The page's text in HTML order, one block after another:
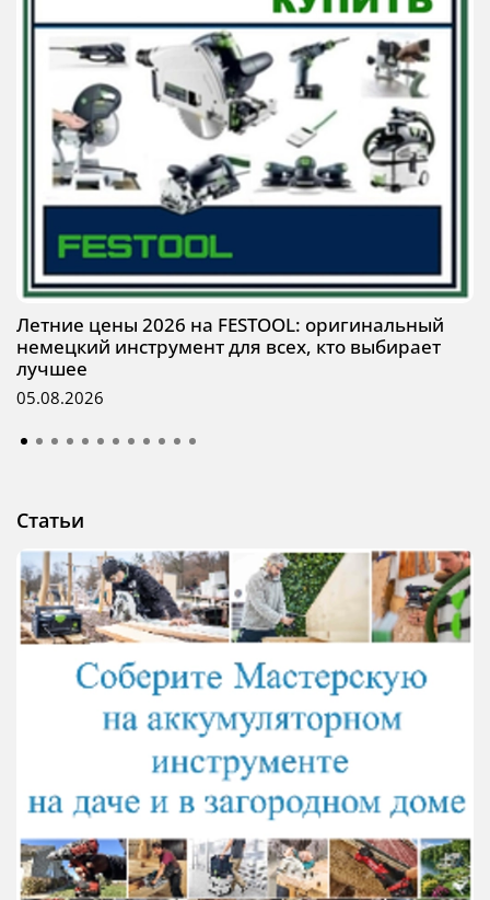
Летние цены 2026 на FESTOOL: оригинальный
немецкий инструмент для всех, кто выбирает
лучшее
05.08.2026
Статьи